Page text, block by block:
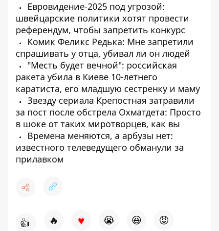
Евровидение-2025 под угрозой:
швейцарские политики хотят провести
референдум, чтобы запретить конкурс
Комик Феликс Редька: Мне запретили
спрашивать у отца, убивал ли он людей
"Месть будет вечной": российская
ракета убила в Киеве 10-летнего
каратиста, его младшую сестренку и маму
Звезду сериала Крепостная затравили
за пост после обстрела Охматдета: Просто
в шоке от таких миротворцев, как вы
Времена меняются, а арбузы нет:
известного телеведущего обманули за
прилавком
👍 🔥 ♥ 😭 😆 😡